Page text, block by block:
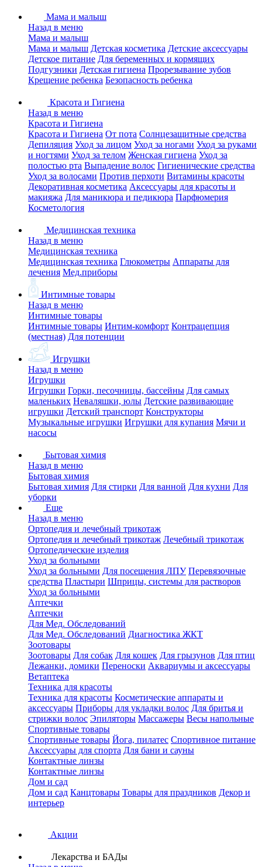
Мама и малыш
Назад в меню
Мама и малыш
Мама и малыш Детская косметика Детские аксессуары
Детское питание Для беременных и кормящих
Подгузники Детская гигиена Прорезывание зубов
Крещение ребенка Безопасность ребенка
Красота и Гигиена
Назад в меню
Красота и Гигиена
Красота и Гигиена От пота Солнцезащитные средства
Депиляция Уход за лицом Уход за ногами Уход за руками
и ногтями Уход за телом Женская гигиена Уход за
полостью рта Выпадение волос Гигиенические средства
Уход за волосами Против перхоти Витамины красоты
Декоративная косметика Аксессуары для красоты и
макияжа Для маникюра и педикюра Парфюмерия
Косметология
Медицинская техника
Назад в меню
Медицинская техника
Медицинская техника Глюкометры Аппараты для
лечения Мед.приборы
Интимные товары
Назад в меню
Интимные товары
Интимные товары Интим-комфорт Контрацепция
(местная) Для потенции
Игрушки
Назад в меню
Игрушки
Игрушки Горки, песочницы, бассейны Для самых
маленьких Неваляшки, юлы Детские развивающие
игрушки Детский транспорт Конструкторы
Музыкальные игрушки Игрушки для купания Мячи и
насосы
Бытовая химия
Назад в меню
Бытовая химия
Бытовая химия Для стирки Для ванной Для кухни Для
уборки
Еще
Назад в меню
Ортопедия и лечебный трикотаж
Ортопедия и лечебный трикотаж Лечебный трикотаж
Ортопедические изделия
Уход за больными
Уход за больными Для посещения ЛПУ Перевязочные
средства Пластыри Шприцы, системы для растворов
Уход за больными
Аптечки
Аптечки
Для Мед. Обследований
Для Мед. Обследований Диагностика ЖКТ
Зоотовары
Зоотовары Для собак Для кошек Для грызунов Для птиц
Лежанки, домики Переноски Аквариумы и аксессуары
Ветаптека
Техника для красоты
Техника для красоты Косметические аппараты и
аксессуары Приборы для укладки волос Для бритья и
стрижки волос Эпиляторы Массажеры Весы напольные
Спортивные товары
Спортивные товары Йога, пилатес Спортивное питание
Аксессуары для спорта Для бани и сауны
Контактные линзы
Контактные линзы
Дом и сад
Дом и сад Канцтовары Товары для праздников Декор и
интерьер
Акции
Лекарства и БАДы